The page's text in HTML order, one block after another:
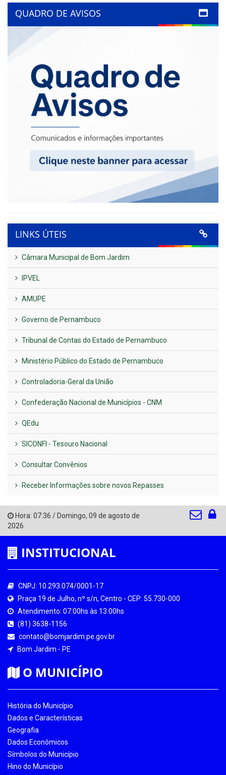
QUADRO DE AVISOS
LINKS ÚTEIS
Câmara Municipal de Bom Jardim
IPVEL
AMUPE
Governo de Pernambuco
Tribunal de Contas do Estado de Pernambuco
Ministério Público do Estado de Pernambuco
Controladoria-Geral da União
Confederação Nacional de Municípios - CNM
QEdu
SICONFI - Tesouro Nacional
Consultar Convênios
Receber Informações sobre novos Repasses
Hora: 07:36 /Domingo, 09 de agosto de
2026
INSTITUCIONAL
CNPJ: 10.293.074/0001-17
Praça 19 de Julho, nº s/n, Centro - CEP: 55.730-000
Atendimento: 07:00hs às 13:00hs
(81) 3638-1156
contato@bomjardim.pe.gov.br
Bom Jardim - PE
O MUNICÍPIO
História do Município
Dados e Características
Geografia
Dados Econômicos
Símbolos do Município
Hino do Município